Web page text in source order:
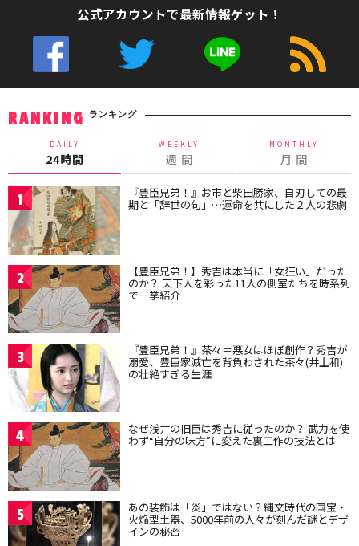
公式アカウントで最新情報ゲット！
RANKING ランキング
DAILY
24時間
WEEKLY
週 間
MONTHLY
月 間
1 『豊臣兄弟！』お市と柴田勝家、自刃しての最
期と「辞世の句」…運命を共にした２人の悲劇
2 【豊臣兄弟！】秀吉は本当に「女狂い」だった
のか？ 天下人を彩った11人の側室たちを時系列
で一挙紹介
3 『豊臣兄弟！』茶々＝悪女はほぼ創作？秀吉が
溺愛、豊臣家滅亡を背負わされた茶々(井上和)
の壮絶すぎる生涯
4 なぜ浅井の旧臣は秀吉に従ったのか？ 武力を使
わず“自分の味方”に変えた裏工作の技法とは
5 あの装飾は「炎」ではない？縄文時代の国宝・
火焔型土器、5000年前の人々が刻んだ謎とデザ
インの秘密